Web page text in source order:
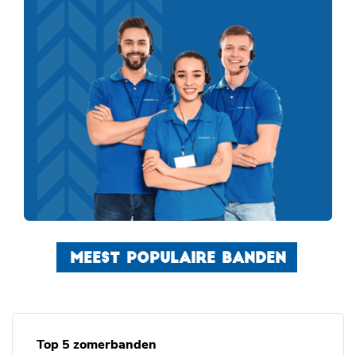
MEEST POPULAIRE BANDEN
Top 5 zomerbanden